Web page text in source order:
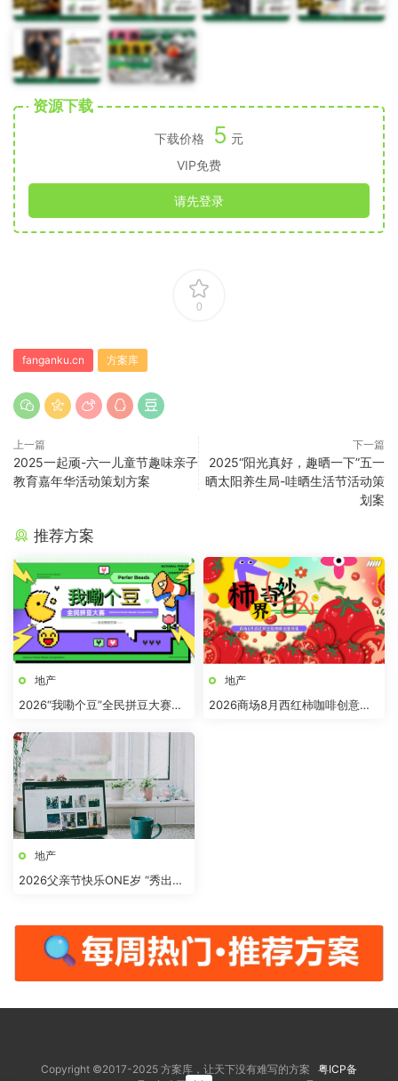
资源下载
下载价格 5 元
VIP免费
请先登录
0
fanganku.cn 方案库
上一篇
2025一起顽-六一儿童节趣味亲子
教育嘉年华活动策划方案
下一篇
2025“阳光真好，趣晒一下”五一
晒太阳养生局-哇晒生活节活动策
划案
推荐方案
地产
2026“我嘞个豆”全民拼豆大赛主
地产
2026商场8月西红柿咖啡创意市
地产
2026父亲节快乐ONE岁 “秀出爸
Copyright ©2017-2025 方案库，让天下没有难写的方案 粤ICP备